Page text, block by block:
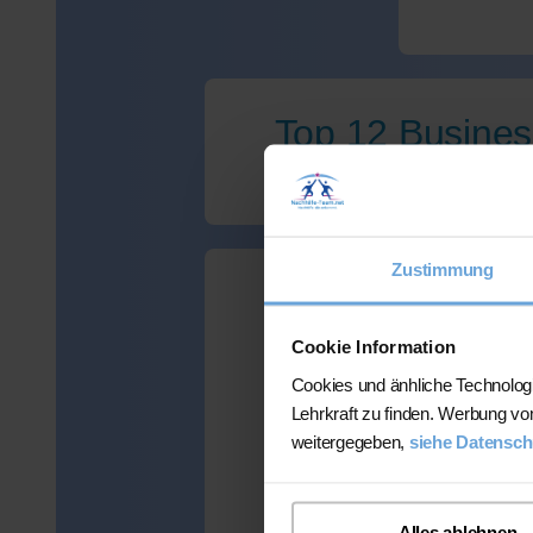
Zustimmung
Cookie Information
Cookies und änhliche
Lehrkraft zu finden. Werbung
weitergegeben, siehe
Top 12
Viele